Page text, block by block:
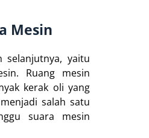
Mesin
selanjutnya, yaitu
Ruang mesin
kerak oli yang
salah satu
suara mesin